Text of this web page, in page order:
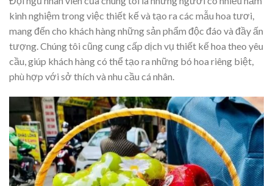
kinh nghiệm trong việc thiết kế và tạo ra các mẫu hoa tươi,
mang đến cho khách hàng những sản phẩm độc đáo và đầy ấn
tượng. Chúng tôi cũng cung cấp dịch vụ thiết kế hoa theo yêu
cầu, giúp khách hàng có thể tạo ra những bó hoa riêng biệt,
phù hợp với sở thích và nhu cầu cá nhân.